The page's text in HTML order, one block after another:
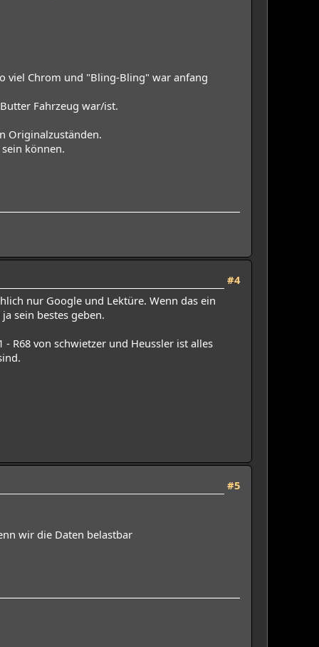
viel Chrom und "Bling-Bling" war anfang
Fahrzeug war/ist.
Originalzuständen.
können.
#4
nur Google und Lektüre. Wenn das ein
sein bestes geben.
R68 von schwietzer und Heussler ist alles
#5
wir die Daten belastbar